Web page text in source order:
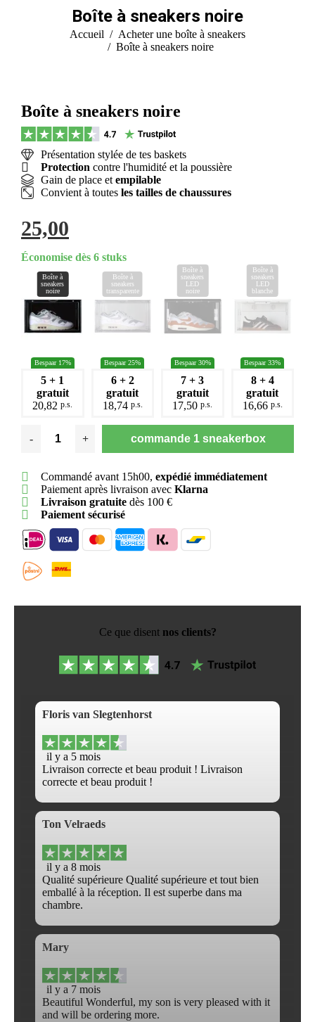
Boîte à sneakers noire
Vous êtes ici :Accueil
Acheter une boîte à sneakers
Boîte à sneakers noire
Boîte à sneakers noire
Présentation stylée de tes baskets
Protection contre l'humidité et la poussière
Gain de place et empilable
Convient à toutes les tailles de chaussures
25,00
Économise dès 6 stuks
Boîte à
sneakers
noire
Boîte à
sneakers
transparente
Boîte à
sneakers
LED
noire
Boîte à
sneakers
LED
blanche
5 + 1
gratuit
20,82p.s.
Bespaar 17%
6 + 2
gratuit
18,74 p.s.
Bespaar 25%
7 + 3
gratuit
17,50p.s.
Bespaar 30%
8 + 4
gratuit
16,66 p.s.
Bespaar 33%
- + commande 1 sneakerbox
Commandé avant 15h00, expédié immédiatement
Paiement après livraison avec Klarna
Livraison gratuitedès 100 €
Paiement sécurisé
Ce que disent nos clients?
Floris van Slegtenhorst
il y a 5 mois
Livraison correcte et beau produit ! Livraison
correcte et beau produit !
Ton Velraeds
il y a 8 mois
Qualité supérieure Qualité supérieure et tout bien
emballé à la réception. Il est superbe dans ma
chambre.
Mary
il y a 7 mois
Beautiful Wonderful, my son is very pleased with it
and will be ordering more.